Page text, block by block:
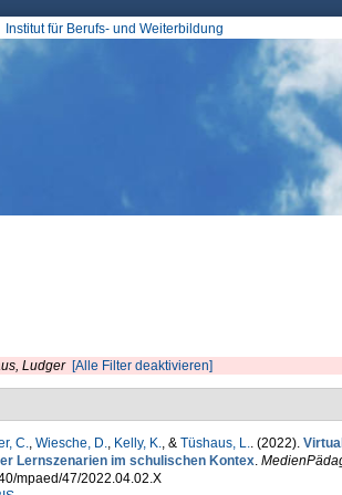
Institut für Berufs- und Weiterbildung
Ludger [Alle Filter deaktivieren]
C., Wiesche, D., Kelly, K., & Tüshaus, L.. (2022).
Lernszenarien im schulischen Kontex.
mpaed/47/2022.04.02.X